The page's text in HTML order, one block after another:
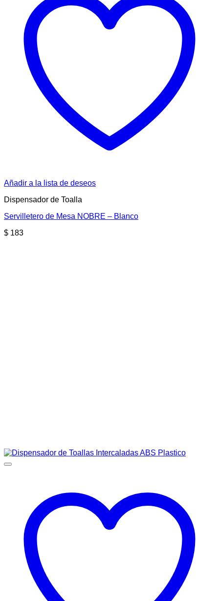
Añadir a la lista de deseos
Dispensador de Toalla
Servilletero de Mesa NOBRE – Blanco
$ 183